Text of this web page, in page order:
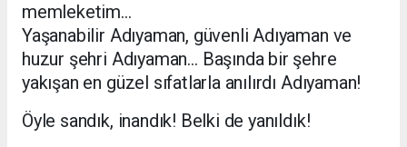
memleketim…
Yaşanabilir Adıyaman, güvenli Adıyaman ve
huzur şehri Adıyaman… Başında bir şehre
yakışan en güzel sıfatlarla anılırdı Adıyaman!
Öyle sandık, inandık! Belki de yanıldık!